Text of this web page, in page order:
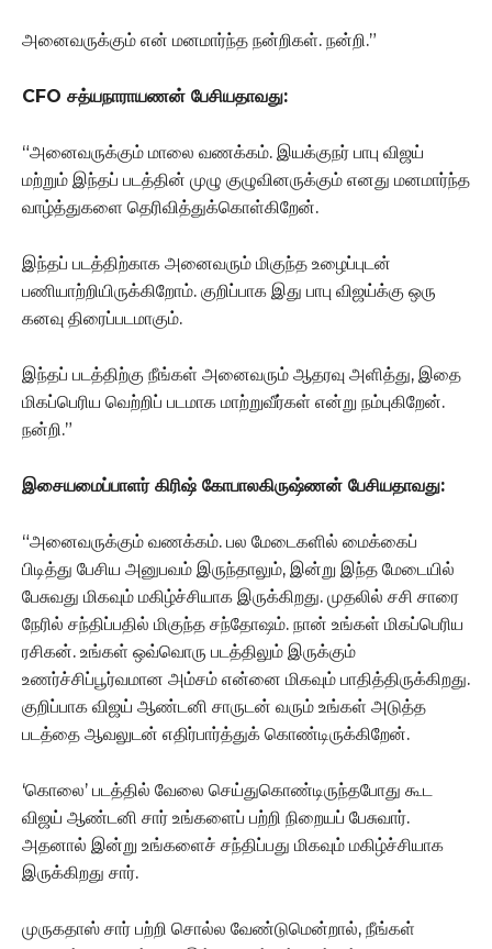
அனைவருக்கும் என் மனமார்ந்த நன்றிகள். நன்றி.”
CFO சத்யநாராயணன் பேசியதாவது:
“அனைவருக்கும் மாலை வணக்கம். இயக்குநர் பாபு விஜய்
மற்றும் இந்தப் படத்தின் முழு குழுவினருக்கும் எனது மனமார்ந்த
வாழ்த்துகளை தெரிவித்துக்கொள்கிறேன்.
இந்தப் படத்திற்காக அனைவரும் மிகுந்த உழைப்புடன்
பணியாற்றியிருக்கிறோம். குறிப்பாக இது பாபு விஜய்க்கு ஒரு
கனவு திரைப்படமாகும்.
இந்தப் படத்திற்கு நீங்கள் அனைவரும் ஆதரவு அளித்து, இதை
மிகப்பெரிய வெற்றிப் படமாக மாற்றுவீர்கள் என்று நம்புகிறேன்.
நன்றி.”
இசையமைப்பாளர் கிரிஷ் கோபாலகிருஷ்ணன் பேசியதாவது:
“அனைவருக்கும் வணக்கம். பல மேடைகளில் மைக்கைப்
பிடித்து பேசிய அனுபவம் இருந்தாலும், இன்று இந்த மேடையில்
பேசுவது மிகவும் மகிழ்ச்சியாக இருக்கிறது. முதலில் சசி சாரை
நேரில் சந்திப்பதில் மிகுந்த சந்தோஷம். நான் உங்கள் மிகப்பெரிய
ரசிகன். உங்கள் ஒவ்வொரு படத்திலும் இருக்கும்
உணர்ச்சிப்பூர்வமான அம்சம் என்னை மிகவும் பாதித்திருக்கிறது.
குறிப்பாக விஜய் ஆண்டனி சாருடன் வரும் உங்கள் அடுத்த
படத்தை ஆவலுடன் எதிர்பார்த்துக் கொண்டிருக்கிறேன்.
‘கொலை’ படத்தில் வேலை செய்துகொண்டிருந்தபோது கூட
விஜய் ஆண்டனி சார் உங்களைப் பற்றி நிறையப் பேசுவார்.
அதனால் இன்று உங்களைச் சந்திப்பது மிகவும் மகிழ்ச்சியாக
இருக்கிறது சார்.
முருகதாஸ் சார் பற்றி சொல்ல வேண்டுமென்றால், நீங்கள்